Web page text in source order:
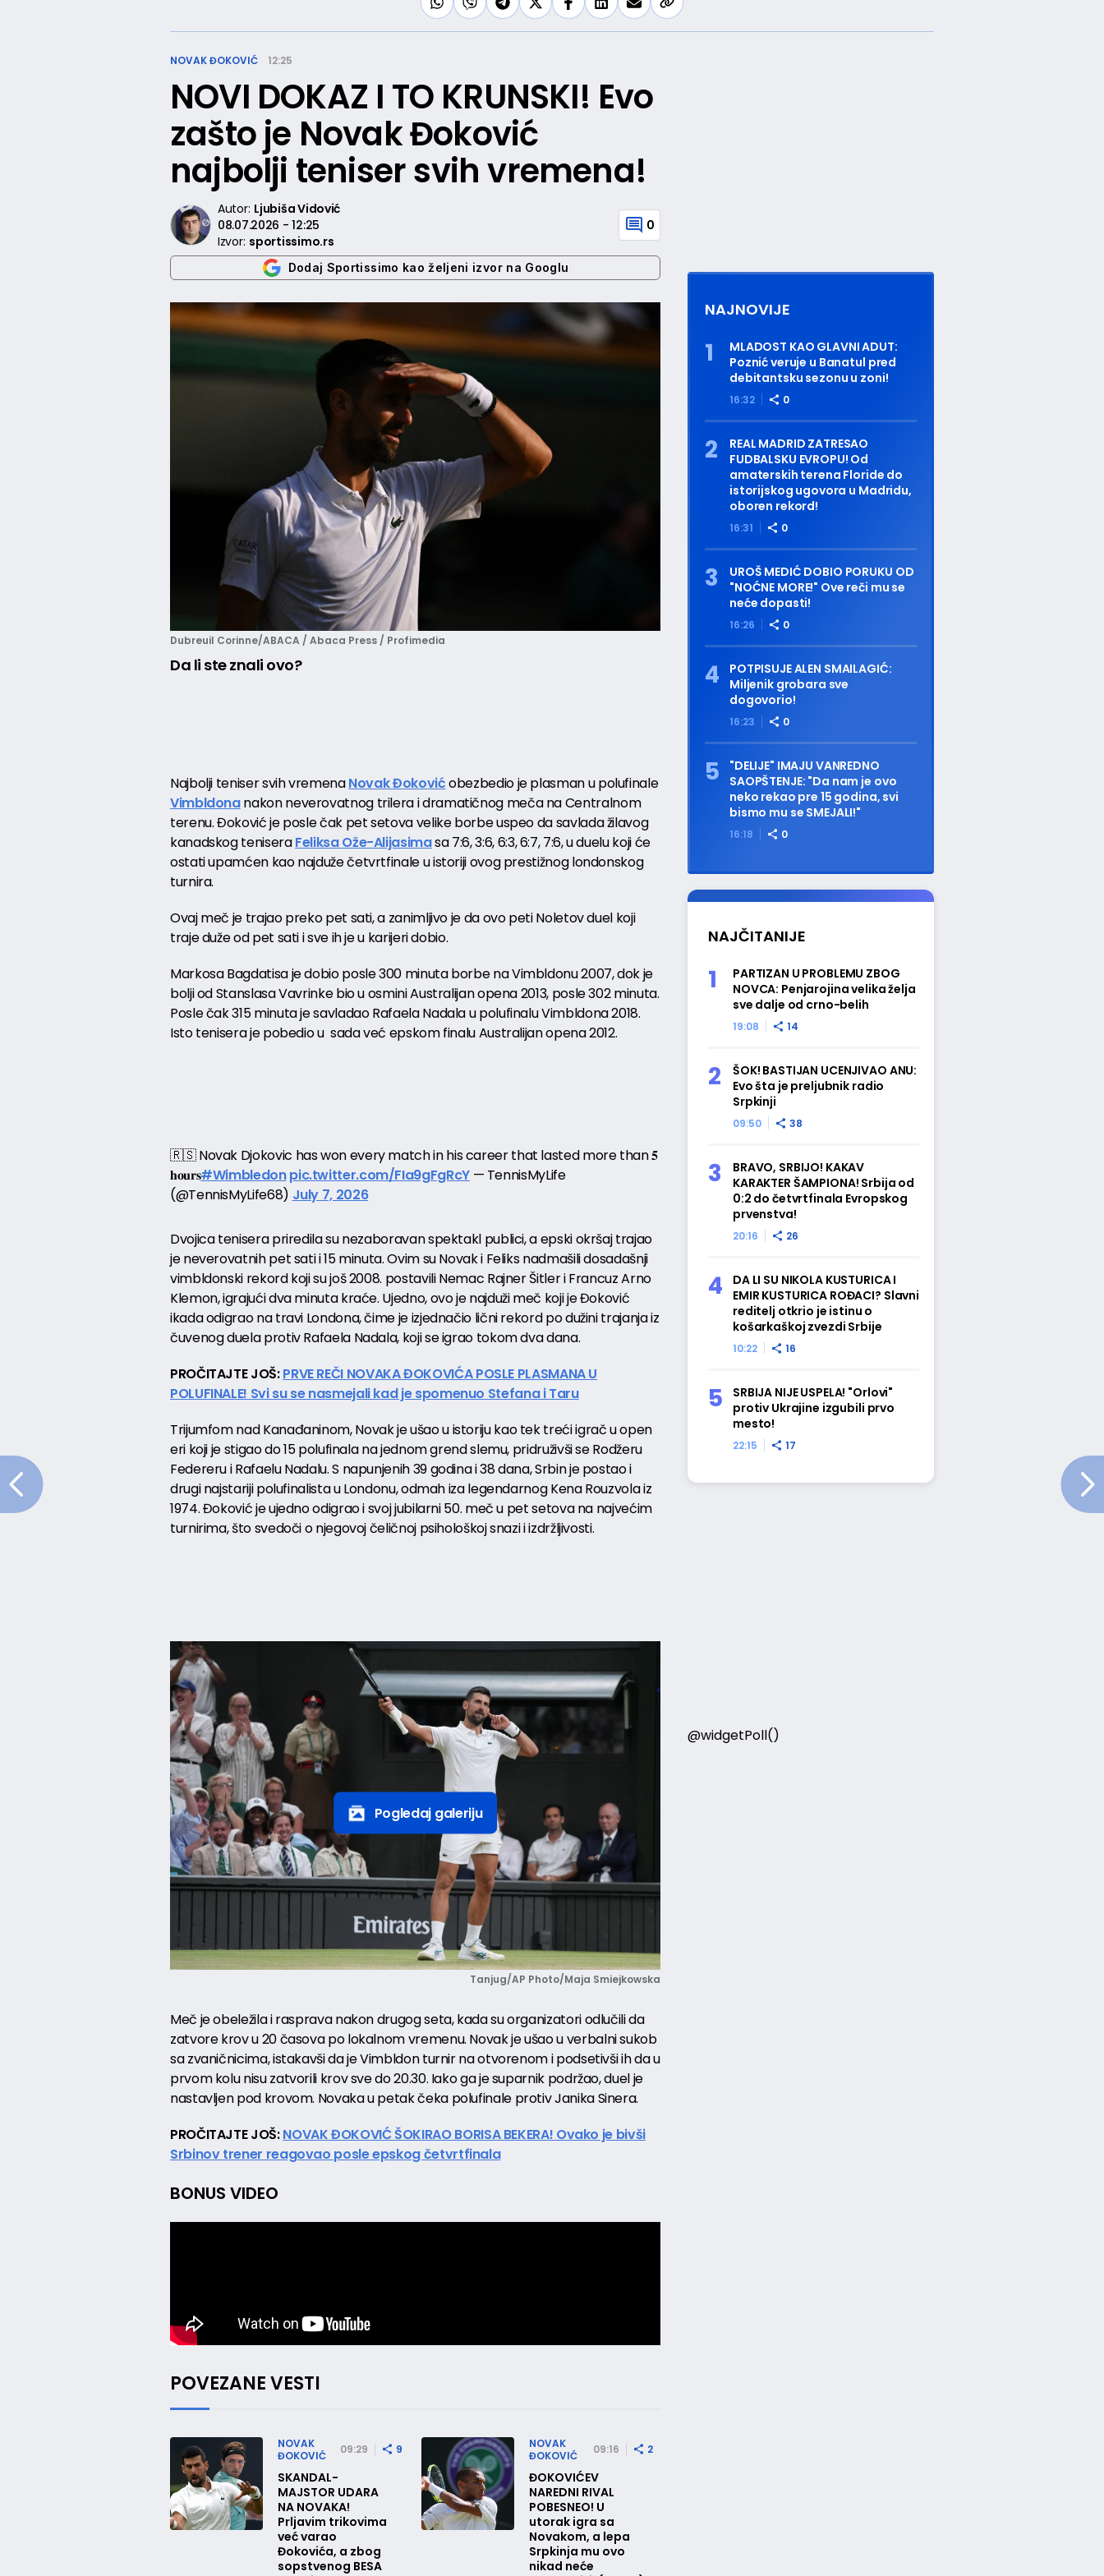
NOVAK ĐOKOVIĆ 12:25
NOVI DOKAZ I TO KRUNSKI! Evo
zašto je Novak Đoković
najbolji teniser svih vremena!
Autor: Ljubiša Vidović
08.07.2026 - 12:25
Izvor: sportissimo.rs
0
Dodaj Sportissimo kao željeni izvor na Googlu
Dubreuil Corinne/ABACA / Abaca Press / Profimedia
Da li ste znali ovo?
Najbolji teniser svih vremenaNovak Đokovićobezbedio je plasman u polufinale
Vimbldonanakon neverovatnog trilera i dramatičnog meča na Centralnom
terenu. Đoković je posle čak pet setova velike borbe uspeo da savlada žilavog
kanadskog teniseraFeliksa Ože-Alijasimasa 7:6, 3:6, 6:3, 6:7, 7:6, u duelu koji će
ostati upamćen kao najduže četvrtfinale u istoriji ovog prestižnog londonskog
turnira.
Ovaj meč je trajao preko pet sati, a zanimljivo je da ovo peti Noletov duel koji
traje duže od pet sati i sve ih je u karijeri dobio.
Markosa Bagdatisa je dobio posle 300 minuta borbe na Vimbldonu 2007, dok je
bolji od Stanslasa Vavrinke bio u osmini Australijan opena 2013, posle 302 minuta.
Posle čak 315 minuta je savladao Rafaela Nadala u polufinalu Vimbldona 2018.
Isto tenisera je pobedio u sada već epskom finalu Australijan opena 2012.
🇷🇸 Novak Djokovic has won every match in his career that lasted more than 𝟓
𝐡𝐨𝐮𝐫𝐬#Wimbledonpic.twitter.com/FIa9gFgRcY— TennisMyLife
(@TennisMyLife68) July 7, 2026
Dvojica tenisera priredila su nezaboravan spektakl publici, a epski okršaj trajao
je neverovatnih pet sati i 15 minuta. Ovim su Novak i Feliks nadmašili dosadašnji
vimbldonski rekord koji su još 2008. postavili Nemac Rajner Šitler i Francuz Arno
Klemon, igrajući dva minuta kraće. Ujedno, ovo je najduži meč koji je Đoković
ikada odigrao na travi Londona, čime je izjednačio lični rekord po dužini trajanja iz
čuvenog duela protiv Rafaela Nadala, koji se igrao tokom dva dana.
PROČITAJTE JOŠ:PRVE REČI NOVAKA ĐOKOVIĆA POSLE PLASMANA U
POLUFINALE! Svi su se nasmejali kad je spomenuo Stefana i Taru
Trijumfom nad Kanađaninom, Novak je ušao u istoriju kao tek treći igrač u open
eri koji je stigao do 15 polufinala na jednom grend slemu, pridruživši se Rodžeru
Federeru i Rafaelu Nadalu. S napunjenih 39 godina i 38 dana, Srbin je postao i
drugi najstariji polufinalista u Londonu, odmah iza legendarnog Kena Rouzvola iz
1974. Đoković je ujedno odigrao i svoj jubilarni 50. meč u pet setova na najvećim
turnirima, što svedoči o njegovoj čeličnoj psihološkoj snazi i izdržljivosti.
Tanjug/AP Photo/Maja Smiejkowska
Pogledaj galeriju
Meč je obeležila i rasprava nakon drugog seta, kada su organizatori odlučili da
zatvore krov u 20 časova po lokalnom vremenu. Novak je ušao u verbalni sukob
sa zvaničnicima, istakavši da je Vimbldon turnir na otvorenom i podsetivši ih da u
prvom kolu nisu zatvorili krov sve do 20.30. Iako ga je suparnik podržao, duel je
nastavljen pod krovom. Novaka u petak čeka polufinale protiv Janika Sinera.
PROČITAJTE JOŠ:NOVAK ĐOKOVIĆ ŠOKIRAO BORISA BEKERA! Ovako je bivši
Srbinov trener reagovao posle epskog četvrtfinala
BONUS VIDEO
POVEZANE VESTI
NOVAK
ĐOKOVIĆ
09:29 9
SKANDAL-
MAJSTOR UDARA
NA NOVAKA!
Prljavim trikovima
već varao
Đokovića, a zbog
sopstvenog BESA
NOVAK
ĐOKOVIĆ
09:16 2
ĐOKOVIĆEV
NAREDNI RIVAL
POBESNEO! U
utorak igra sa
Novakom, a lepa
Srpkinja mu ovo
nikad neće
NAJNOVIJE
16:32 0
MLADOST KAO GLAVNI ADUT:
Poznić veruje u Banatul pred
debitantsku sezonu u zoni!
16:31 0
REAL MADRID ZATRESAO
FUDBALSKU EVROPU! Od
amaterskih terena Floride do
istorijskog ugovora u Madridu,
oboren rekord!
16:26 0
UROŠ MEDIĆ DOBIO PORUKU OD
"NOĆNE MORE!" Ove reči mu se
neće dopasti!
16:23 0
POTPISUJE ALEN SMAILAGIĆ:
Miljenik grobara sve
dogovorio!
16:18 0
"DELIJE" IMAJU VANREDNO
SAOPŠTENJE: "Da nam je ovo
neko rekao pre 15 godina, svi
bismo mu se SMEJALI!"
NAJČITANIJE
19:08 14
PARTIZAN U PROBLEMU ZBOG
NOVCA: Penjarojina velika želja
sve dalje od crno-belih
09:50 38
ŠOK! BASTIJAN UCENJIVAO ANU:
Evo šta je preljubnik radio
Srpkinji
20:16 26
BRAVO, SRBIJO! KAKAV
KARAKTER ŠAMPIONA! Srbija od
0:2 do četvrtfinala Evropskog
prvenstva!
10:22 16
DA LI SU NIKOLA KUSTURICA I
EMIR KUSTURICA ROĐACI? Slavni
reditelj otkrio je istinu o
košarkaškoj zvezdi Srbije
22:15 17
SRBIJA NIJE USPELA! "Orlovi"
protiv Ukrajine izgubili prvo
mesto!
@widgetPoll()